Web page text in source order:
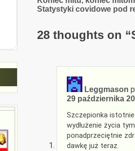
wpisu
Statystyki covidowe pod
28 thoughts on “
Leggmason
29 października
Szczepionka
wydłużenie życia
ponadprzeciętnie
dawkę już teraz.